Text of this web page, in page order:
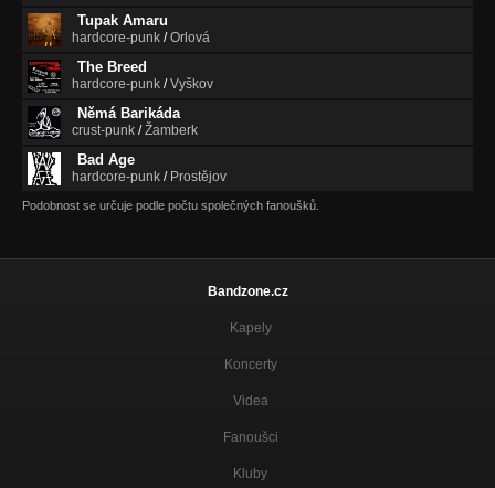
Tupak Amaru
hardcore-punk /Orlová
The Breed
hardcore-punk /Vyškov
Němá Barikáda
crust-punk /Žamberk
Bad Age
hardcore-punk / Prostějov
Podobnost se určuje podle počtu společných fanoušků.
Bandzone.cz
Kapely
Koncerty
Videa
Fanoušci
Kluby